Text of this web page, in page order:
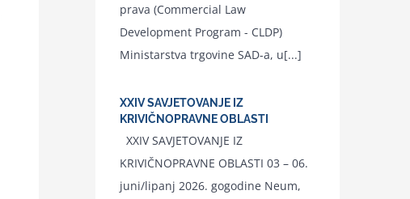
prava (Commercial Law
Development Program - CLDP)
Ministarstva trgovine SAD-a, u[...]
XXIV SAVJETOVANJE IZ
KRIVIČNOPRAVNE OBLASTI
XXIV SAVJETOVANJE IZ
KRIVIČNOPRAVNE OBLASTI 03 – 06.
juni/lipanj 2026. gogodine Neum,